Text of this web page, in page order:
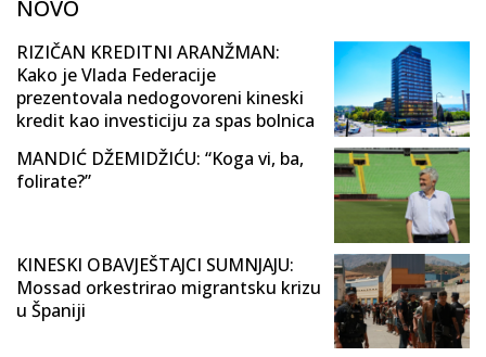
NOVO
RIZIČAN KREDITNI ARANŽMAN:
Kako je Vlada Federacije
prezentovala nedogovoreni kineski
kredit kao investiciju za spas bolnica
MANDIĆ DŽEMIDŽIĆU: “Koga vi, ba,
folirate?”
KINESKI OBAVJEŠTAJCI SUMNJAJU:
Mossad orkestrirao migrantsku krizu
u Španiji